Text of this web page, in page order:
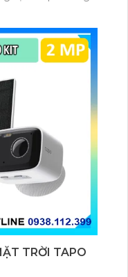
microSD tối đa 512
TRỜI TAPO